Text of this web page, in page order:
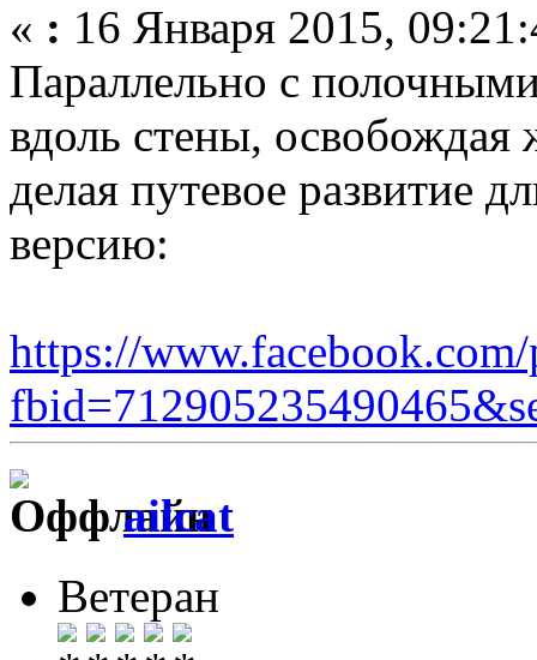
« : 16 Января 2015,
Параллельно с
вдоль стены,
делая путевое развитие
версию:
https://
ailcat
Ветеран